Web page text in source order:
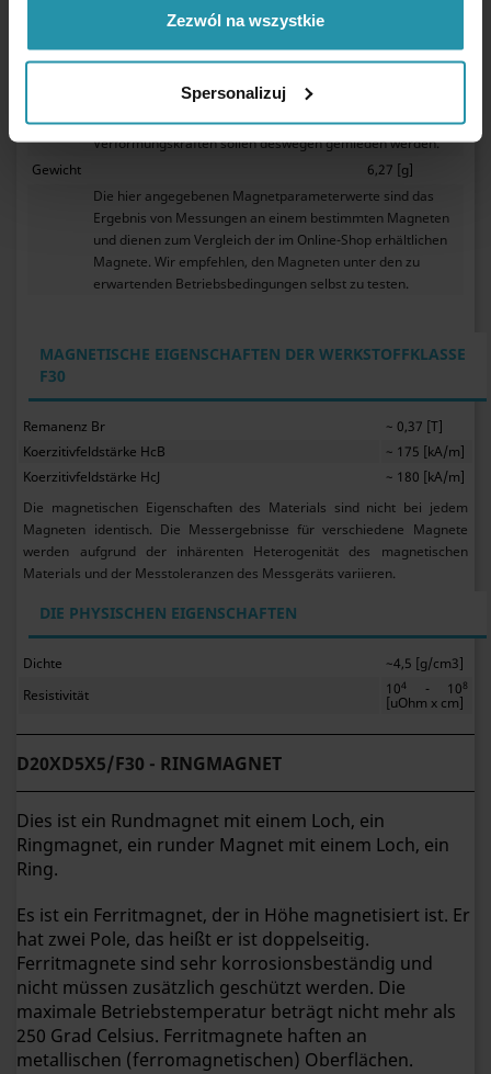
Zezwól na wszystkie
Spersonalizuj
Die Ferrit-Magnete kann man im Wasser anwenden.
Die Ferrit-Magnete sind eine gesinterte Keramik, die
Magnete von dünner Form. Ein unkontrolierter Aufprall von
zwei Magneten sowie eine Belastung mit
Verformungskräften sollen deswegen gemieden werden.
Gewicht
6,27 [g]
Die hier angegebenen Magnetparameterwerte sind das
Ergebnis von Messungen an einem bestimmten Magneten
und dienen zum Vergleich der im Online-Shop erhältlichen
Magnete. Wir empfehlen, den Magneten unter den zu
erwartenden Betriebsbedingungen selbst zu testen.
MAGNETISCHE EIGENSCHAFTEN DER WERKSTOFFKLASSE
F30
Remanenz Br
~ 0,37 [T]
Koerzitivfeldstärke HcB
~ 175 [kA/m]
Koerzitivfeldstärke HcJ
~ 180 [kA/m]
Die magnetischen Eigenschaften des Materials sind nicht bei jedem
Magneten identisch. Die Messergebnisse für verschiedene Magnete
werden aufgrund der inhärenten Heterogenität des magnetischen
Materials und der Messtoleranzen des Messgeräts variieren.
DIE PHYSISCHEN EIGENSCHAFTEN
Dichte
~4,5 [g/cm3]
Resistivität
104 - 108
[uOhm x cm]
D20XD5X5/F30 - RINGMAGNET
Dies ist ein Rundmagnet mit einem Loch, ein
Ringmagnet, ein runder Magnet mit einem Loch, ein
Ring.
Es ist ein Ferritmagnet, der in Höhe magnetisiert ist. Er
hat zwei Pole, das heißt er ist doppelseitig.
Ferritmagnete sind sehr korrosionsbeständig und
nicht müssen zusätzlich geschützt werden. Die
maximale Betriebstemperatur beträgt nicht mehr als
250 Grad Celsius. Ferritmagnete haften an
metallischen (ferromagnetischen) Oberflächen.